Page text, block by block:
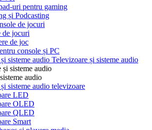
uri pentru gaming
și Podcasting
de jocuri
de jocuri
de joc
console și PC
Televizoare și sisteme audio
și sisteme audio
audio
televizoare
LED
OLED
QLED
Smart